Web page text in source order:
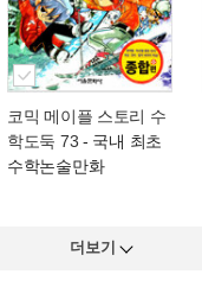
코믹 메이플 스토리 수
학도둑 73 - 국내 최초
수학논술만화
더보기